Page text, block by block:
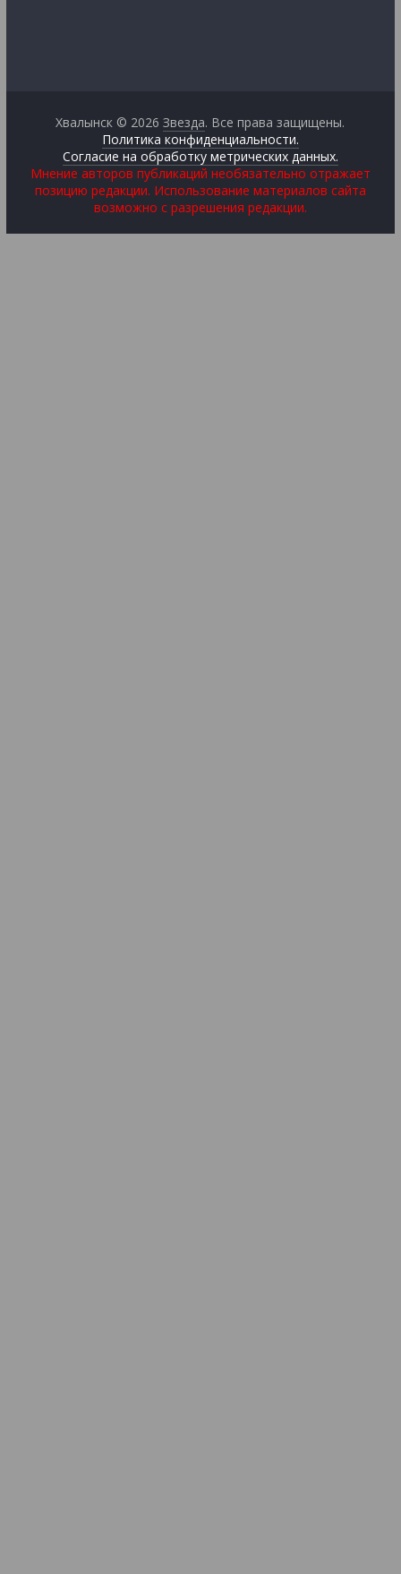
Хвалынск © 2026Звезда. Все права защищены.
Политика конфиденциальности.
Согласие на обработку метрических данных.
Мнение авторов публикаций необязательно отражает
позицию редакции. Использование материалов сайта
возможно с разрешения редакции.